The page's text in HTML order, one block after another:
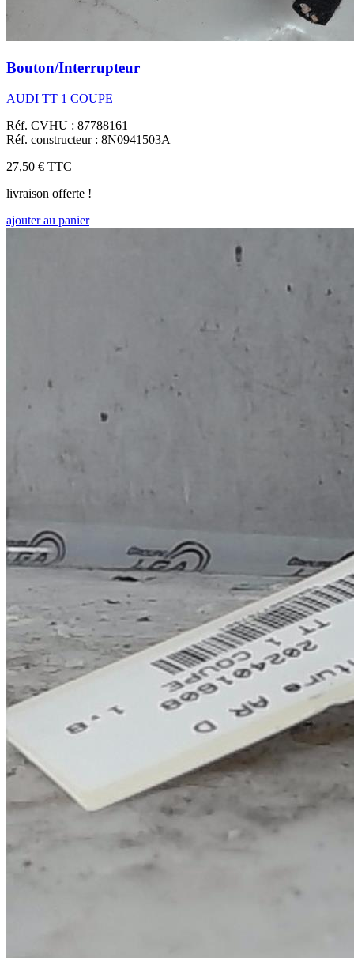
Bouton/Interrupteur
AUDI TT 1 COUPE
Réf. CVHU : 87788161
Réf. constructeur : 8N0941503A
27,50 € TTC
livraison offerte !
ajouter au panier